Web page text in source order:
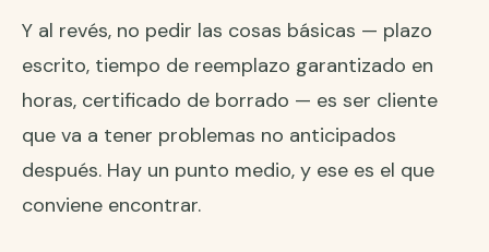
Y al revés, no pedir las cosas básicas — plazo
escrito, tiempo de reemplazo garantizado en
horas, certificado de borrado — es ser cliente
que va a tener problemas no anticipados
después. Hay un punto medio, y ese es el que
conviene encontrar.